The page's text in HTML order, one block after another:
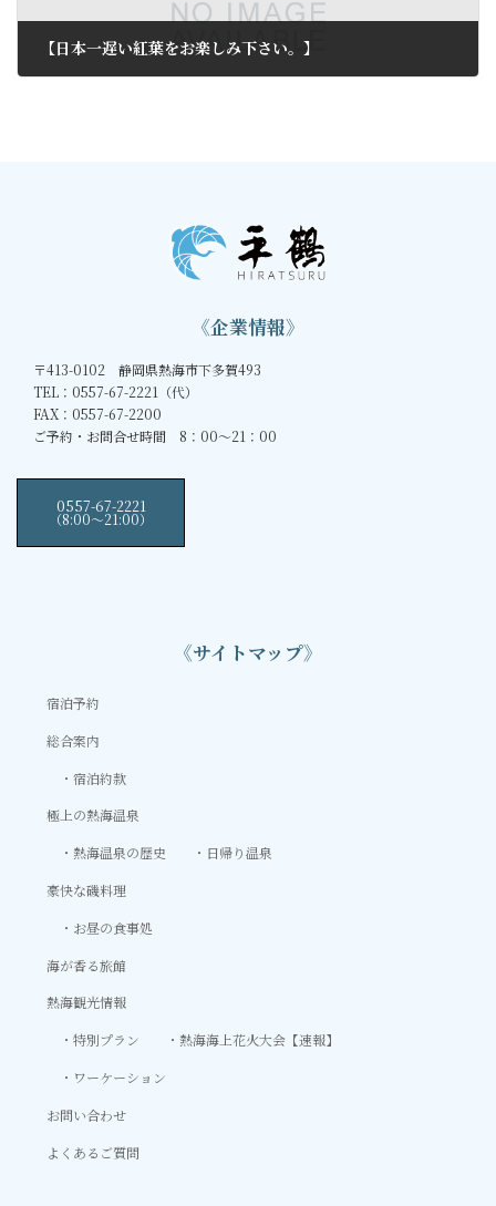
【日本一遅い紅葉をお楽しみ下さい。】
《企業情報》
〒413-0102 静岡県熱海市下多賀493
TEL：0557-67-2221（代）
FAX：0557-67-2200
ご予約・お問合せ時間 8：00～21：00
0557-67-2221
（8:00〜21:00）
《サイトマップ》
宿泊予約
総合案内
宿泊約款
極上の熱海温泉
熱海温泉の歴史
日帰り温泉
豪快な磯料理
お昼の食事処
海が香る旅館
熱海観光情報
特別プラン
熱海海上花火大会【速報】
ワーケーション
お問い合わせ
よくあるご質問